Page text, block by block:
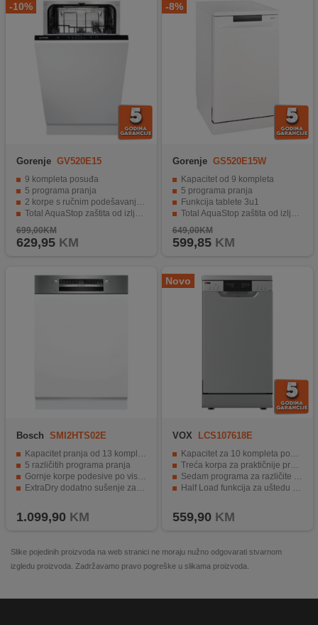
-10%
Gorenje GV520E15
9 kompleta posuđa
5 programa pranja
2 korpe s ručnim podešavanjem
Total AquaStop zaštita od izljevanja
Energetski razred E
699,00KM
629,95KM
-8%
Gorenje GS520E15W
Kapacitet od 9 kompleta
5 programa pranja
Funkcija tablete 3u1
Total AquaStop zaštita od izljevanja
Unutrašnjost od nehrđajućeg čelika
649,00KM
599,85KM
Bosch SMI2HTS02E
Kapacitet pranja od 13 kompleta
5 različitih programa pranja
Gornje korpe podesive po visini
ExtraDry dodatno sušenje za manje zadržavanja vlage
1.099,90 KM
Novo
VOX LCS107618E
Kapacitet za 10 kompleta posuđa uz širinu od samo 45 cm
Treća korpa za praktičnije pranje pribora za jelo
Sedam programa za različite vrste posuđa i zaprljanosti
Half Load funkcija za uštedu vode i električne energije
559,90 KM
Slike pojedinih proizvoda na web stranici ne moraju nužno odgovarati stvarnom
izgledu proizvoda. Zadržavamo pravo pogreške u slikama proizvoda.